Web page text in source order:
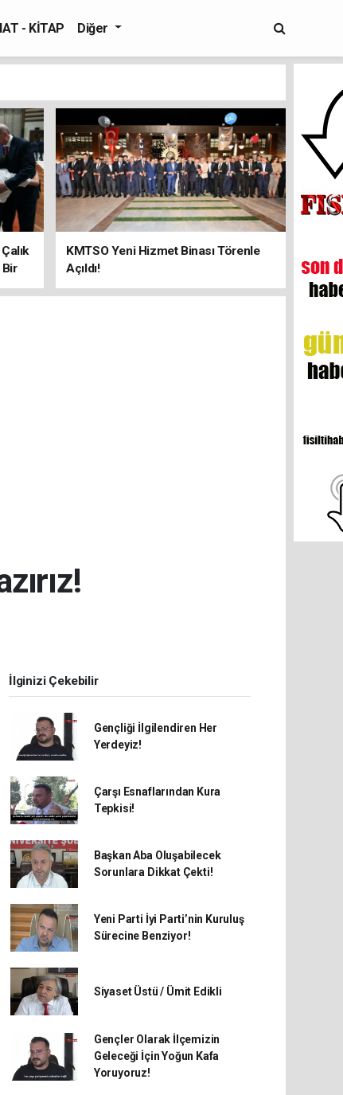
- KİTAP Diğer
KMTSO Yeni Hizmet Binası Törenle
Açıldı!
İlginizi Çekebilir
Gençliği İlgilendiren Her
Yerdeyiz!
Çarşı Esnaflarından Kura
Tepkisi!
Başkan Aba Oluşabilecek
Sorunlara Dikkat Çekti!
Yeni Parti İyi Parti’nin Kuruluş
Sürecine Benziyor!
Siyaset Üstü / Ümit Edikli
Gençler Olarak İlçemizin
Geleceği İçin Yoğun Kafa
Yoruyoruz!